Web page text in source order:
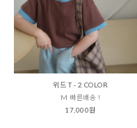
위드 T - 2 COLOR
M 빠른배송 !
17,000원